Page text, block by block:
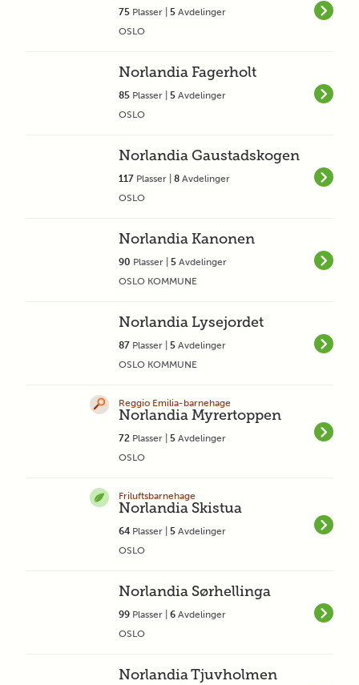
75 Plasser | 5 Avdelinger
OSLO
Norlandia Fagerholt
85 Plasser | 5 Avdelinger
OSLO
Norlandia Gaustadskogen
117 Plasser | 8 Avdelinger
OSLO
Norlandia Kanonen
90 Plasser | 5 Avdelinger
OSLO KOMMUNE
Norlandia Lysejordet
87 Plasser | 5 Avdelinger
OSLO KOMMUNE
Reggio Emilia-barnehage
Norlandia Myrertoppen
72 Plasser | 5 Avdelinger
OSLO
Friluftsbarnehage
Norlandia Skistua
64 Plasser | 5 Avdelinger
OSLO
Norlandia Sørhellinga
99 Plasser | 6 Avdelinger
OSLO
Norlandia Tjuvholmen